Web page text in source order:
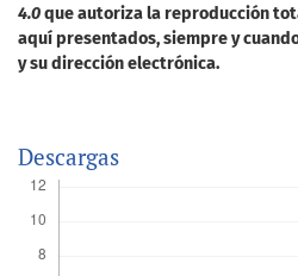
4.0que autoriza la reproducción
aquí presentados, siempre y
y su dirección electrónica.
Descargas